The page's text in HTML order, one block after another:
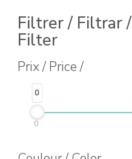
a
variations.
Filtrer / Filtrar /
Filter
Prix / Price /
0
0